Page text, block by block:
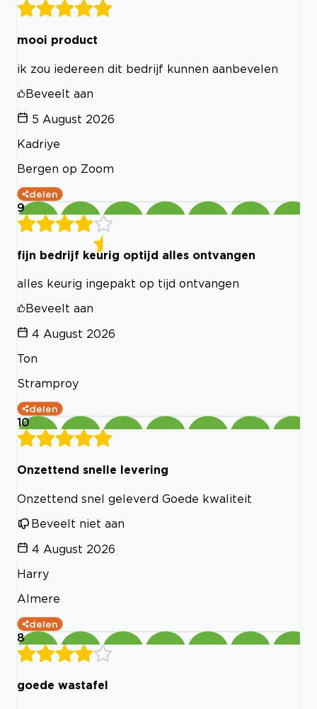
mooi product
ik zou iedereen dit bedrijf kunnen aanbevelen
Beveelt aan
5 August 2026
Kadriye
Bergen op Zoom
delen
9
fijn bedrijf keurig optijd alles ontvangen
alles keurig ingepakt op tijd ontvangen
Beveelt aan
4 August 2026
Ton
Stramproy
delen
10
Onzettend snelle levering
Onzettend snel geleverd Goede kwaliteit
Beveelt niet aan
4 August 2026
Harry
Almere
delen
8
goede wastafel